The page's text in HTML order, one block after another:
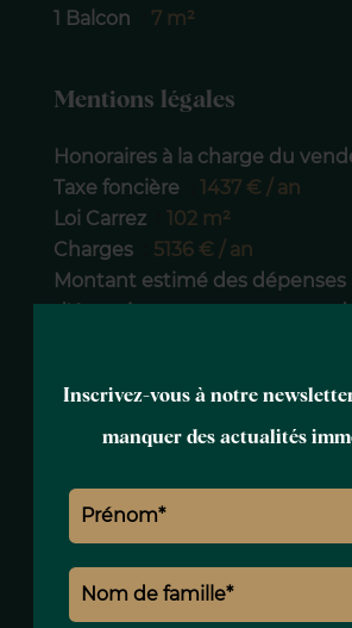
Inscrivez-vous à notre
manquer des actualités
1 Balcon 7 m²
Mentions légales
Honoraires à la charge du
Taxe foncière
1437 € / an
Loi Carrez
102 m²
Charges
5136 € / an
Montant estimé des dépenses